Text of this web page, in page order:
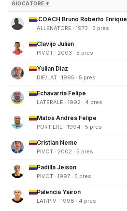
GIOCATORE ↑
.COACH Bruno Roberto Enrique
ALLENATORE · 1973 · 5 pres
Clavijo Julian
PIVOT · 2003 · 5 pres
Yulian Diaz
DIF/LAT · 1995 · 5 pres
Echavarria Felipe
LATERALE · 1992 · 4 pres
Matos Andres Felipe
PORTIERE · 1994 · 5 pres
Cristian Neme
PIVOT · 2002 · 5 pres
Padilla Jeison
PIVOT · 1997 · 5 pres
Palencia Yairon
LAT/PIV · 1998 · 4 pres